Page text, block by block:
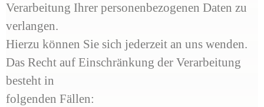
Verarbeitung Ihrer personenbezogenen Daten zu
verlangen.
Hierzu können Sie sich jederzeit an uns wenden.
Das Recht auf Einschränkung der Verarbeitung
besteht in
folgenden Fällen: